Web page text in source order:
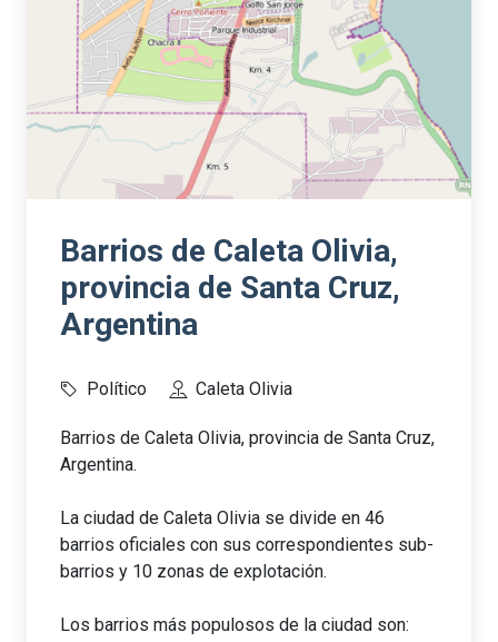
Barrios de Caleta Olivia,
provincia de Santa Cruz,
Argentina
Político Caleta Olivia
Barrios de Caleta Olivia, provincia de Santa Cruz,
Argentina.
La ciudad de Caleta Olivia se divide en 46
barrios oficiales con sus correspondientes sub-
barrios y 10 zonas de explotación.
Los barrios más populosos de la ciudad son: